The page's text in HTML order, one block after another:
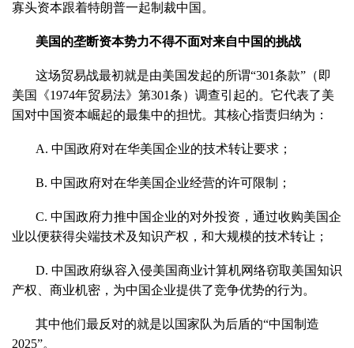
寡头资本跟着特朗普一起制裁中国。
美国的垄断资本势力不得不面对来自中国的挑战
这场贸易战最初就是由美国发起的所谓“301条款”（即
美国《1974年贸易法》第301条）调查引起的。它代表了美
国对中国资本崛起的最集中的担忧。其核心指责归纳为：
A. 中国政府对在华美国企业的技术转让要求；
B. 中国政府对在华美国企业经营的许可限制；
C. 中国政府力推中国企业的对外投资，通过收购美国企
业以便获得尖端技术及知识产权，和大规模的技术转让；
D. 中国政府纵容入侵美国商业计算机网络窃取美国知识
产权、商业机密，为中国企业提供了竞争优势的行为。
其中他们最反对的就是以国家队为后盾的“中国制造
2025”。